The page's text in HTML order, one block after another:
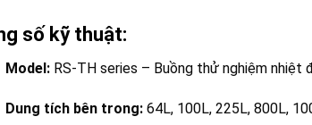
số kỹ thuật:
Model:RS-TH series – Buồng thử nghiệm nhiệt
Dung tích bên trong:64L, 100L, 225L, 800L,